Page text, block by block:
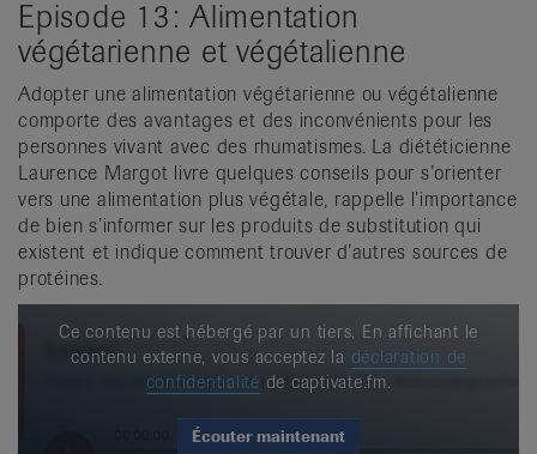
Episode 13: Alimentation
végétarienne et végétalienne
Adopter une alimentation végétarienne ou végétalienne
comporte des avantages et des inconvénients pour les
personnes vivant avec des rhumatismes. La diététicienne
Laurence Margot livre quelques conseils pour s’orienter
vers une alimentation plus végétale, rappelle l’importance
de bien s’informer sur les produits de substitution qui
existent et indique comment trouver d’autres sources de
protéines.
Ce contenu est hébergé par un tiers. En affichant le
contenu externe, vous acceptez la déclaration de
confidentialité de captivate.fm.
Écouter maintenant